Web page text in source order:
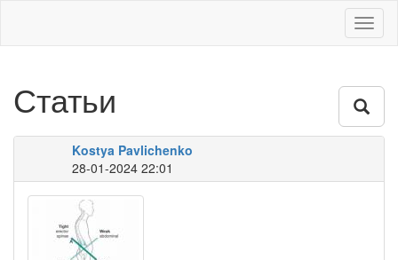
Статьи
Kostya Pavlichenko
28-01-2024 22:01